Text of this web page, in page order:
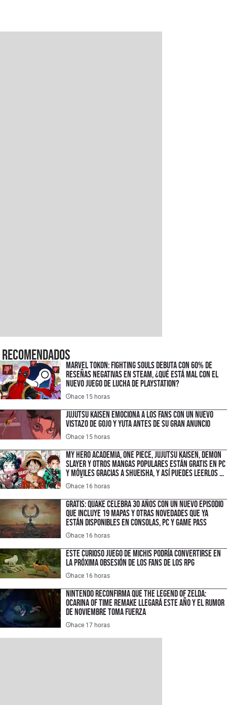
Recomendados
Marvel Tokon: Fighting Souls debuta con 60% de
reseñas negativas en Steam, ¿qué está mal con el
nuevo juego de lucha de PlayStation?
hace 15 horas
Jujutsu Kaisen emociona a los fans con un nuevo
vistazo de Gojo y Yuta antes de su gran anuncio
hace 15 horas
My Hero Academia, One Piece, Jujutsu Kaisen, Demon
Slayer y otros mangas populares están gratis en PC
y móviles gracias a Shueisha, y así puedes leerlos en
español
hace 16 horas
Gratis: Quake celebra 30 años con un nuevo episodio
que incluye 19 mapas y otras novedades que ya
están disponibles en consolas, PC y Game Pass
hace 16 horas
Este curioso juego de michis podría convertirse en
la próxima obsesión de los fans de los RPG
hace 16 horas
Nintendo reconfirma que The Legend of Zelda:
Ocarina of Time Remake llegará este año y el rumor
de noviembre toma fuerza
hace 17 horas